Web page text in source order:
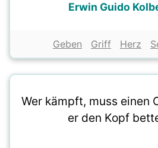
Erwin Guido
Geben Griff Herz
Wer kämpft, muss einen
er den Kopf